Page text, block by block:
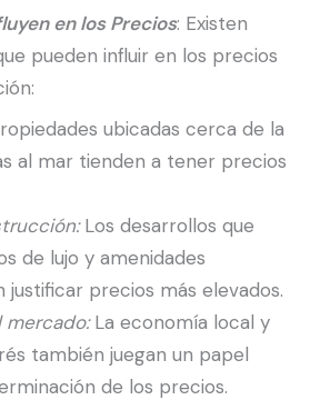
en los Precios: Existen
pueden influir en los precios
ubicadas cerca de la
al mar tienden a tener precios
Los desarrollos que
de lujo y amenidades
justificar precios más elevados.
mercado:La economía local y
también juegan un papel
de los precios.